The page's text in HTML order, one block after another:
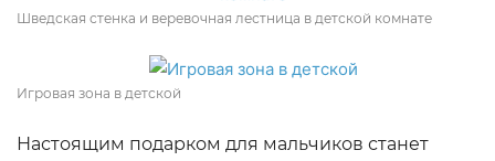
Шведская стенка и веревочная лестница в детской комнате
Игровая зона в детской
Настоящим подарком для мальчиков станет